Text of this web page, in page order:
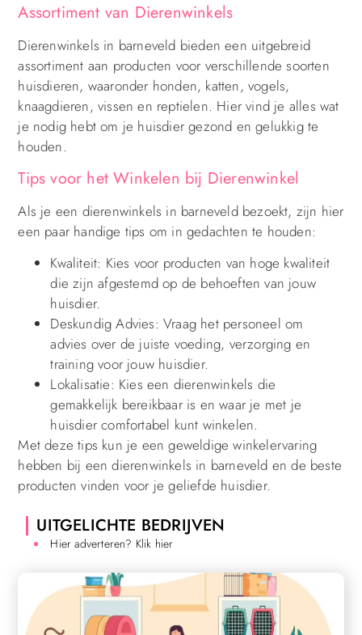
Assortiment van Dierenwinkels
Dierenwinkels in barneveld bieden een uitgebreid
assortiment aan producten voor verschillende soorten
huisdieren, waaronder honden, katten, vogels,
knaagdieren, vissen en reptielen. Hier vind je alles wat
je nodig hebt om je huisdier gezond en gelukkig te
houden.
Tips voor het Winkelen bij Dierenwinkel
Als je een dierenwinkels in barneveld bezoekt, zijn hier
een paar handige tips om in gedachten te houden:
Kwaliteit: Kies voor producten van hoge kwaliteit
die zijn afgestemd op de behoeften van jouw
huisdier.
Deskundig Advies: Vraag het personeel om
advies over de juiste voeding, verzorging en
training voor jouw huisdier.
Lokalisatie: Kies een dierenwinkels die
gemakkelijk bereikbaar is en waar je met je
huisdier comfortabel kunt winkelen.
Met deze tips kun je een geweldige winkelervaring
hebben bij een dierenwinkels in barneveld en de beste
producten vinden voor je geliefde huisdier.
UITGELICHTE BEDRIJVEN
Hier adverteren? Klik hier